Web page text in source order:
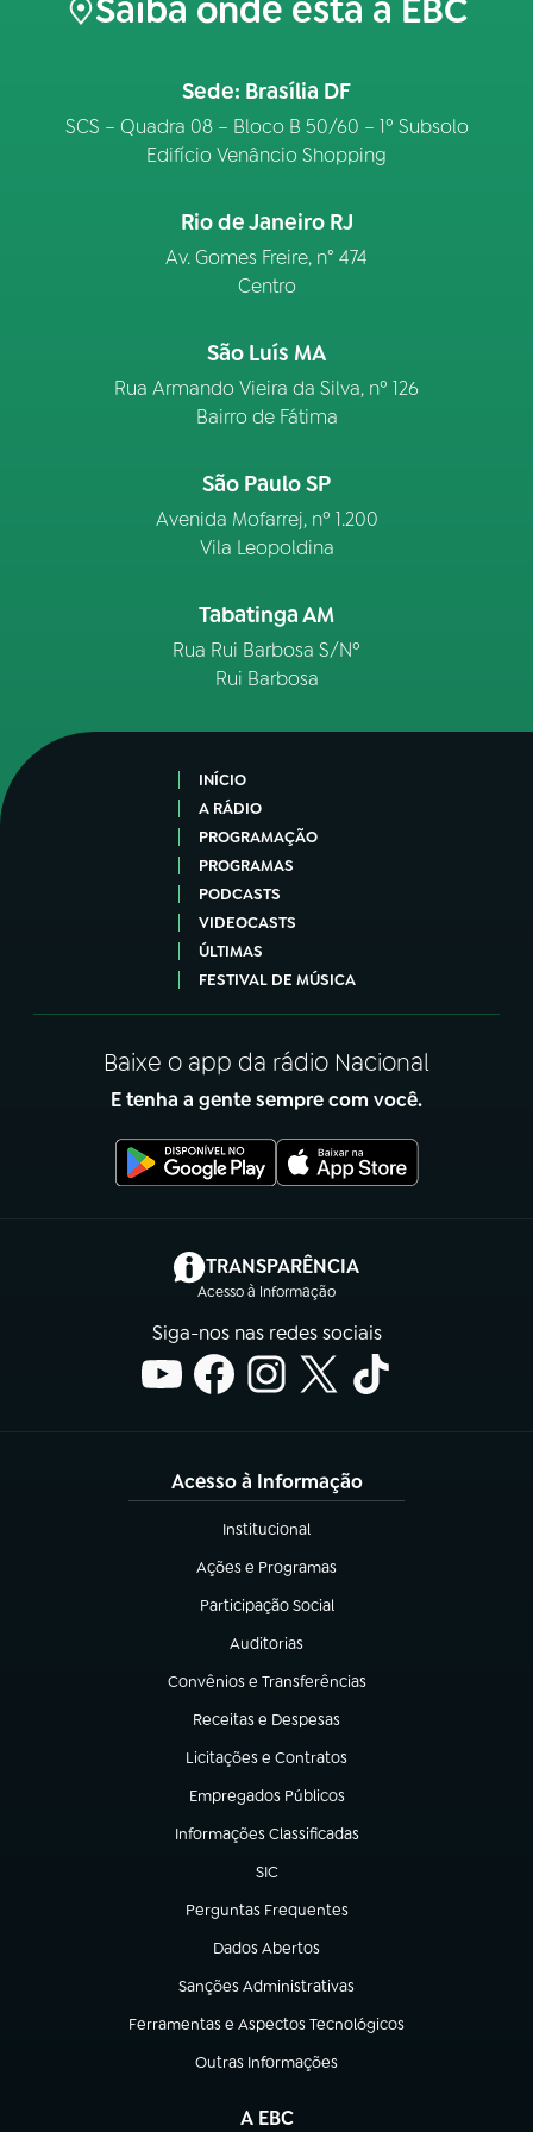
Saiba onde está a EBC
Sede: Brasília DF
SCS – Quadra 08 – Bloco B 50/60 – 1º Subsolo
Edifício Venâncio Shopping
Rio de Janeiro RJ
Av. Gomes Freire, n° 474
Centro
São Luís MA
Rua Armando Vieira da Silva, nº 126
Bairro de Fátima
São Paulo SP
Avenida Mofarrej, nº 1.200
Vila Leopoldina
Tabatinga AM
Rua Rui Barbosa S/Nº
Rui Barbosa
INÍCIO
A RÁDIO
PROGRAMAÇÃO
PROGRAMAS
PODCASTS
VIDEOCASTS
ÚLTIMAS
FESTIVAL DE MÚSICA
Baixe o app da rádio Nacional
E tenha a gente sempre com você.
TRANSPARÊNCIA
Acesso à Informação
(abre em nova aba)
Siga-nos nas redes sociais
Acesso à Informação
Institucional
(abre em nova aba)
Ações e Programas
(abre em nova aba)
Participação Social
(abre em nova aba)
Auditorias
(abre em nova aba)
Convênios e Transferências
(abre em nova aba)
Receitas e Despesas
(abre em nova aba)
Licitações e Contratos
(abre em nova aba)
Empregados Públicos
(abre em nova aba)
Informações Classificadas
(abre em nova aba)
SIC
(abre em nova aba)
Perguntas Frequentes
(abre em nova aba)
Dados Abertos
(abre em nova aba)
Sanções Administrativas
(abre em nova aba)
Ferramentas e Aspectos Tecnológicos
(abre em nova aba)
Outras Informações
(abre em nova aba)
A EBC